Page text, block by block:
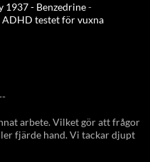
1937 - Benzedrine-
ADHD testet för vuxna
arbete. Vilket gör att frågor
fjärde hand. Vi tackar djupt